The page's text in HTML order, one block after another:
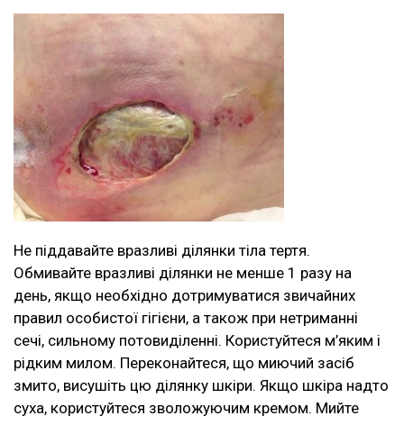
Не піддавайте вразливі ділянки тіла тертя.
Обмивайте вразливі ділянки не менше 1 разу на
день, якщо необхідно дотримуватися звичайних
правил особистої гігієни, а також при нетриманні
сечі, сильному потовиділенні. Користуйтеся м’яким і
рідким милом. Переконайтеся, що миючий засіб
змито, висушіть цю ділянку шкіри. Якщо шкіра надто
суха, користуйтеся зволожуючим кремом. Мийте